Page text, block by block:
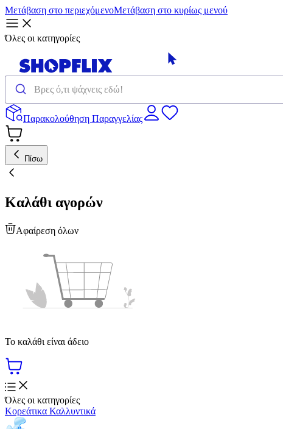
Μετάβαση στο περιεχόμενοΜετάβαση στο κυρίως μενού
Όλες οι κατηγορίες
Παρακολούθηση Παραγγελίας
Πίσω
Καλάθι αγορών
Αφαίρεση όλων
Το καλάθι είναι άδειο
Όλες οι κατηγορίες
Κορεάτικα Καλλυντικά